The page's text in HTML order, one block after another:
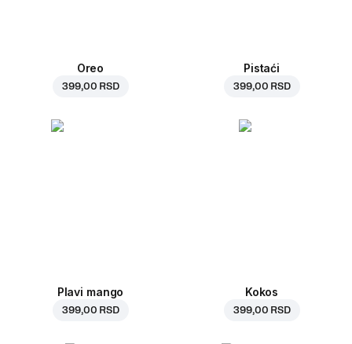
Oreo
399,00 RSD
Pistaći
399,00 RSD
Plavi mango
399,00 RSD
Kokos
399,00 RSD